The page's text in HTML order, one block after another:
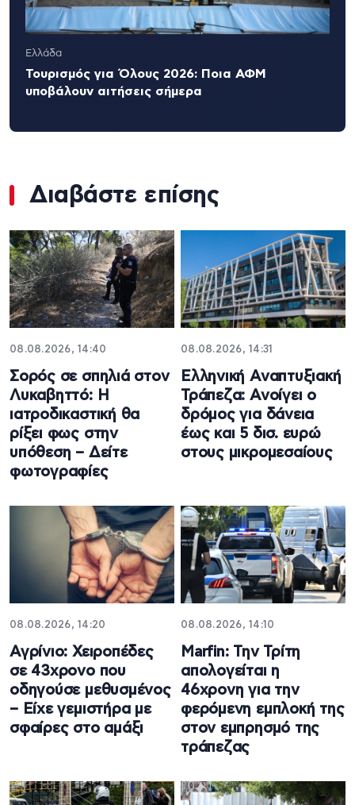
Ελλάδα
Τουρισμός για Όλους 2026: Ποια ΑΦΜ
υποβάλουν αιτήσεις σήμερα
Διαβάστε επίσης
08.08.2026, 14:40
Σορός σε σπηλιά στον
Λυκαβηττό: Η
ιατροδικαστική θα
ρίξει φως στην
υπόθεση – Δείτε
φωτογραφίες
08.08.2026, 14:31
Ελληνική Αναπτυξιακή
Τράπεζα: Ανοίγει ο
δρόμος για δάνεια
έως και 5 δισ. ευρώ
στους μικρομεσαίους
08.08.2026, 14:20
Αγρίνιο: Χειροπέδες
σε 43χρονο που
οδηγούσε μεθυσμένος
– Είχε γεμιστήρα με
σφαίρες στο αμάξι
08.08.2026, 14:10
Marfin: Την Τρίτη
απολογείται η
46χρονη για την
φερόμενη εμπλοκή της
στον εμπρησμό της
τράπεζας